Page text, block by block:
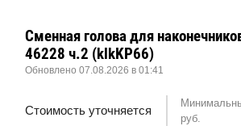
Сменная голова для
46228 ч.2 (klkKP66)
Обновлено 07.08.2026 в 01:41
Стоимость уточняется
руб.